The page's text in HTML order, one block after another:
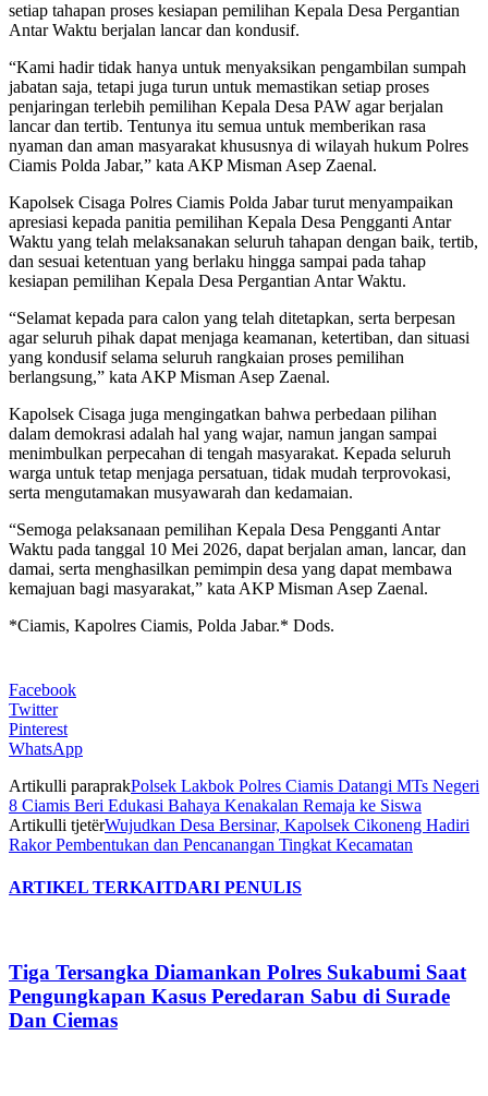
setiap tahapan proses kesiapan pemilihan Kepala Desa Pergantian
Antar Waktu berjalan lancar dan kondusif.
“Kami hadir tidak hanya untuk menyaksikan pengambilan sumpah
jabatan saja, tetapi juga turun untuk memastikan setiap proses
penjaringan terlebih pemilihan Kepala Desa PAW agar berjalan
lancar dan tertib. Tentunya itu semua untuk memberikan rasa
nyaman dan aman masyarakat khususnya di wilayah hukum Polres
Ciamis Polda Jabar,” kata AKP Misman Asep Zaenal.
Kapolsek Cisaga Polres Ciamis Polda Jabar turut menyampaikan
apresiasi kepada panitia pemilihan Kepala Desa Pengganti Antar
Waktu yang telah melaksanakan seluruh tahapan dengan baik, tertib,
dan sesuai ketentuan yang berlaku hingga sampai pada tahap
kesiapan pemilihan Kepala Desa Pergantian Antar Waktu.
“Selamat kepada para calon yang telah ditetapkan, serta berpesan
agar seluruh pihak dapat menjaga keamanan, ketertiban, dan situasi
yang kondusif selama seluruh rangkaian proses pemilihan
berlangsung,” kata AKP Misman Asep Zaenal.
Kapolsek Cisaga juga mengingatkan bahwa perbedaan pilihan
dalam demokrasi adalah hal yang wajar, namun jangan sampai
menimbulkan perpecahan di tengah masyarakat. Kepada seluruh
warga untuk tetap menjaga persatuan, tidak mudah terprovokasi,
serta mengutamakan musyawarah dan kedamaian.
“Semoga pelaksanaan pemilihan Kepala Desa Pengganti Antar
Waktu pada tanggal 10 Mei 2026, dapat berjalan aman, lancar, dan
damai, serta menghasilkan pemimpin desa yang dapat membawa
kemajuan bagi masyarakat,” kata AKP Misman Asep Zaenal.
*Ciamis, Kapolres Ciamis, Polda Jabar.* Dods.
Facebook
Twitter
Pinterest
WhatsApp
Artikulli paraprakPolsek Lakbok Polres Ciamis Datangi MTs Negeri
8 Ciamis Beri Edukasi Bahaya Kenakalan Remaja ke Siswa
Artikulli tjetërWujudkan Desa Bersinar, Kapolsek Cikoneng Hadiri
Rakor Pembentukan dan Pencanangan Tingkat Kecamatan
ARTIKEL TERKAITDARI PENULIS
Tiga Tersangka Diamankan Polres Sukabumi Saat
Pengungkapan Kasus Peredaran Sabu di Surade
Dan Ciemas